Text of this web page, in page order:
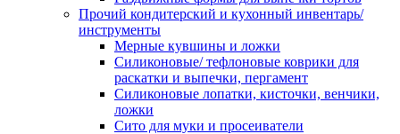
Прочий кондитерский и кухонный инвентарь/
инструменты
Мерные кувшины и ложки
Силиконовые/ тефлоновые коврики для
раскатки и выпечки, пергамент
Силиконовые лопатки, кисточки, венчики,
ложки
Сито для муки и просеиватели